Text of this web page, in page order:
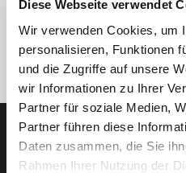
Diese Webseite verwendet
Wir verwenden Cookies, um
personalisieren, Funktionen
und die Zugriffe auf unsere
wir Informationen zu Ihrer
Partner für soziale Medien,
Partner führen diese
Daten zusammen, die Sie
Rahmen Ihrer Nutzung der
Der